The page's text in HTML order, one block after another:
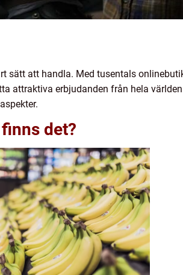
sätt att handla. Med tusentals
attraktiva erbjudanden från hela
det?